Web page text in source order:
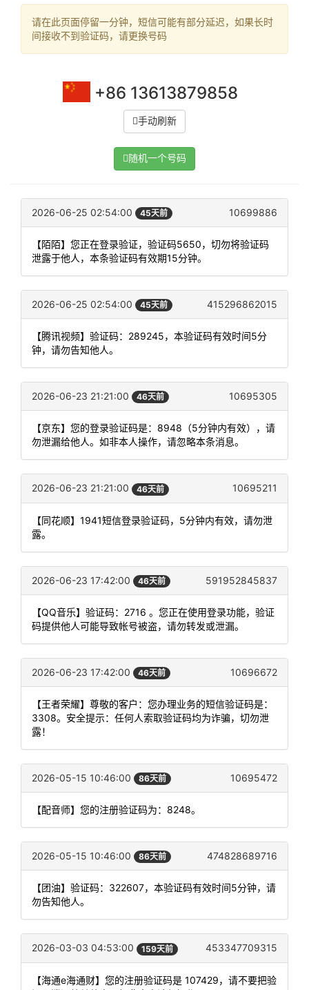
请在此页面停留一分钟，短信可能有部分延迟，如果长时
间接收不到验证码，请更换号码
+86 13613879858
手动刷新
随机一个号码
2026-06-25 02:54:00 45天前 10699886
【陌陌】您正在登录验证，验证码5650，切勿将验证码
泄露于他人，本条验证码有效期15分钟。
2026-06-25 02:54:00 45天前 415296862015
【腾讯视频】验证码：289245，本验证码有效时间5分
钟，请勿告知他人。
2026-06-23 21:21:00 46天前 10695305
【京东】您的登录验证码是：8948（5分钟内有效），请
勿泄漏给他人。如非本人操作，请忽略本条消息。
2026-06-23 21:21:00 46天前 10695211
【同花顺】1941短信登录验证码，5分钟内有效，请勿泄
露。
2026-06-23 17:42:00 46天前 591952845837
【QQ音乐】验证码：2716 。您正在使用登录功能，验证
码提供他人可能导致帐号被盗，请勿转发或泄漏。
2026-06-23 17:42:00 46天前 10696672
【王者荣耀】尊敬的客户：您办理业务的短信验证码是：
3308。安全提示：任何人索取验证码均为诈骗，切勿泄
露！
2026-05-15 10:46:00 86天前 10695472
【配音师】您的注册验证码为：8248。
2026-05-15 10:46:00 86天前 474828689716
【团油】验证码：322607，本验证码有效时间5分钟，请
勿告知他人。
2026-03-03 04:53:00 159天前 453347709315
【海通e海通财】您的注册验证码是 107429，请不要把验